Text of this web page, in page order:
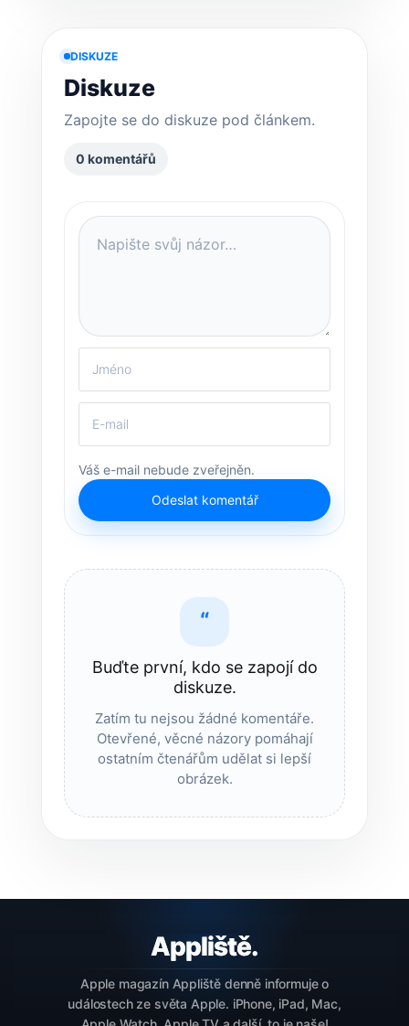
DISKUZE
Diskuze
Zapojte se do diskuze pod článkem.
0 komentářů
Váš e-mail nebude zveřejněn.
Odeslat komentář
“
Buďte první, kdo se zapojí do
diskuze.
Zatím tu nejsou žádné komentáře.
Otevřené, věcné názory pomáhají
ostatním čtenářům udělat si lepší
obrázek.
Apple magazín Appliště denně informuje o
událostech ze světa Apple. iPhone, iPad, Mac,